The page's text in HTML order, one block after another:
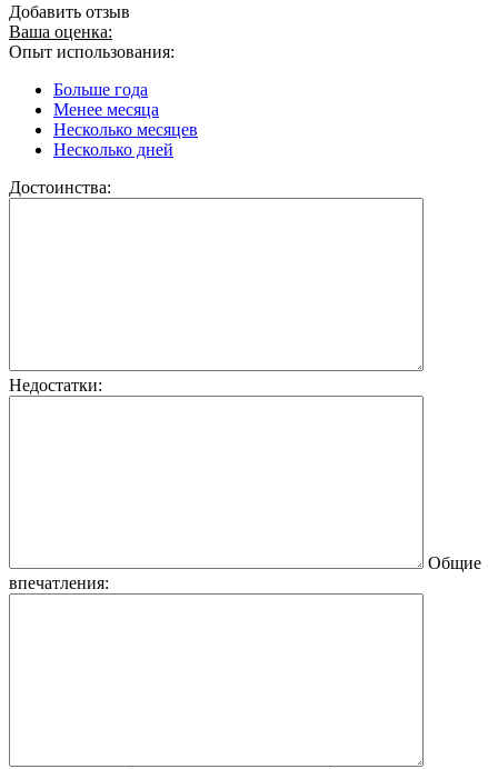
Добавить отзыв
Ваша оценка:
Опыт использования:
Больше года
Менее месяца
Несколько месяцев
Несколько дней
Достоинства:
Недостатки:
Общие
впечатления: